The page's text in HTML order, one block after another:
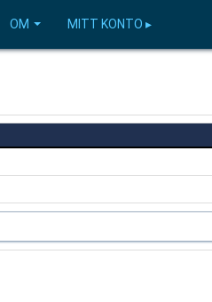
OM MITT KONTO ▸